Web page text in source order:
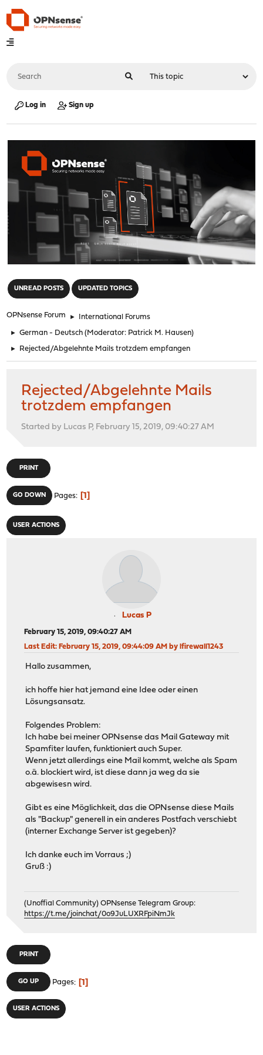
Log in Sign up
UNREAD POSTS UPDATED TOPICS
OPNsense Forum ► International Forums
► German - Deutsch (Moderator: Patrick M. Hausen)
► Rejected/Abgelehnte Mails trotzdem empfangen
Rejected/Abgelehnte Mails
trotzdem empfangen
Started by Lucas P, February 15, 2019, 09:40:27 AM
PRINT
GO DOWN Pages 1
USER ACTIONS
Lucas P
February 15, 2019, 09:40:27 AM
Last Edit: February 15, 2019, 09:44:09 AM by lfirewall1243
Hallo zusammen,
ich hoffe hier hat jemand eine Idee oder einen
Lösungsansatz.
Folgendes Problem:
Ich habe bei meiner OPNsense das Mail Gateway mit
Spamfiter laufen, funktioniert auch Super.
Wenn jetzt allerdings eine Mail kommt, welche als Spam
o.ä. blockiert wird, ist diese dann ja weg da sie
abgewisesn wird.
Gibt es eine Möglichkeit, das die OPNsense diese Mails
als "Backup" generell in ein anderes Postfach verschiebt
(interner Exchange Server ist gegeben)?
Ich danke euch im Vorraus ;)
Gruß :)
(Unoffial Community) OPNsense Telegram Group:
https://t.me/joinchat/0o9JuLUXRFpiNmJk
PRINT
GO UP Pages 1
USER ACTIONS